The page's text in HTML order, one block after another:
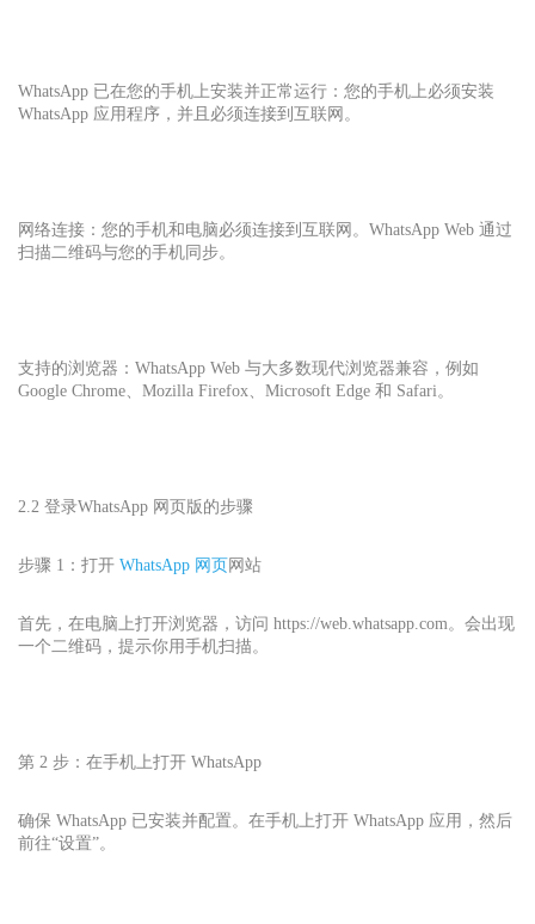
WhatsApp 已在您的手机上安装并正常运行：您的手机上必须安装
WhatsApp 应用程序，并且必须连接到互联网。
网络连接：您的手机和电脑必须连接到互联网。WhatsApp Web 通过
扫描二维码与您的手机同步。
支持的浏览器：WhatsApp Web 与大多数现代浏览器兼容，例如
Google Chrome、Mozilla Firefox、Microsoft Edge 和 Safari。
2.2 登录WhatsApp 网页版的步骤
步骤 1：打开 WhatsApp 网页网站
首先，在电脑上打开浏览器，访问 https://web.whatsapp.com。会出现
一个二维码，提示你用手机扫描。
第 2 步：在手机上打开 WhatsApp
确保 WhatsApp 已安装并配置。在手机上打开 WhatsApp 应用，然后
前往“设置”。